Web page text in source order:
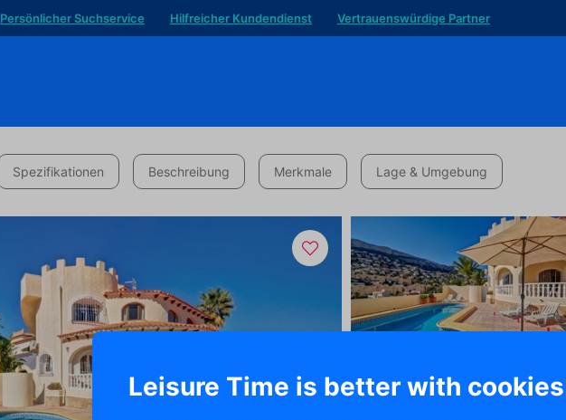
Persönlicher Suchservice Hilfreicher Kundendienst Vertrauenswürdige Partner
Spezifikationen Beschreibung Merkmale Lage & Umgebung
Leisure Time is better with